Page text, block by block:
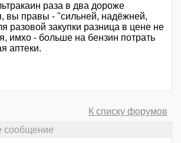
раза в два дороже
вы правы - "сильней, надёжней,
разовой закупки разница в цене не
имхо - больше на бензин потрать
аптеки.
К списку форумов
сообщение